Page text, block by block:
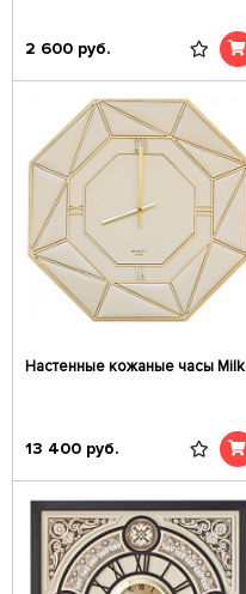
2 600 руб.
Настенные кожаные часы Milk
13 400 руб.